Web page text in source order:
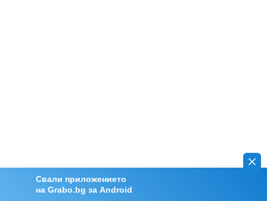
Свали приложението
на Grabo.bg за Android